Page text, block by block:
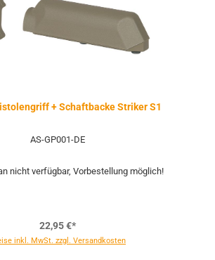
+ Schaftbacke Striker S1
AS-GP001-DE
nicht verfügbar, Vorbestellung möglich!
22,95 €*
inkl. MwSt. zzgl. Versandkosten